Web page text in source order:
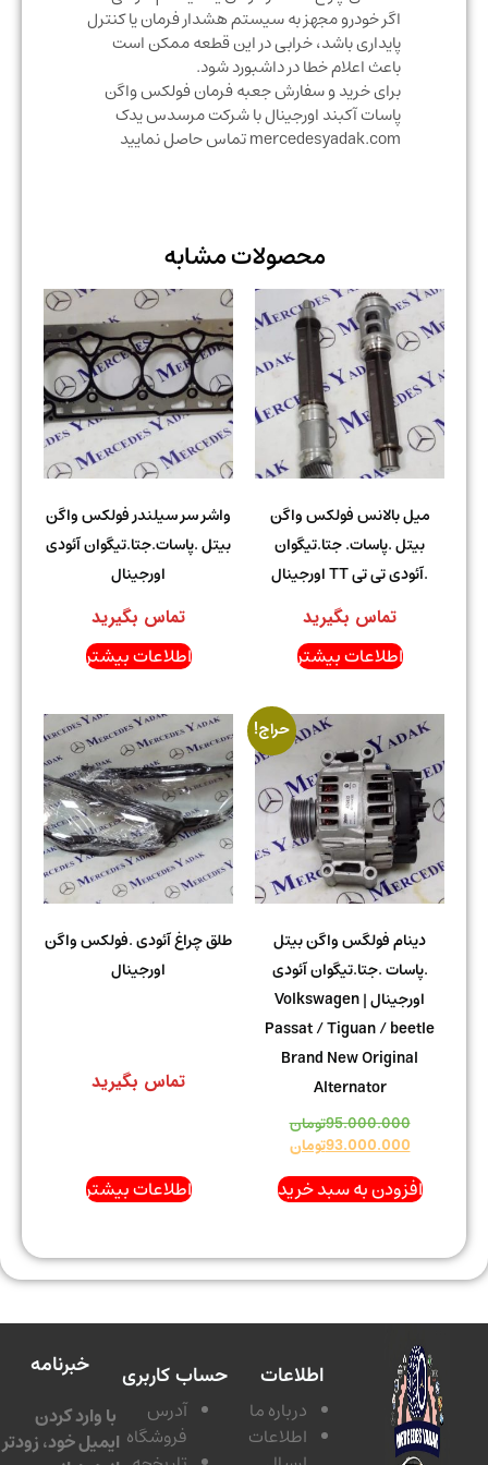
اگر خودرو مجهز به سیستم هشدار فرمان یا کنترل
پایداری باشد، خرابی در این قطعه ممکن است
باعث اعلام خطا در داشبورد شود.
برای خرید و سفارش جعبه فرمان فولکس واگن
پاسات آکبند اورجینال با شرکت مرسدس یدک
mercedesyadak.com تماس حاصل نمایید
محصولات مشابه
میل بالانس فولکس واگن
بیتل .پاسات. جتا.تیگوان
.آئودی تی تی TT اورجینال
تماس بگیرید
اطلاعات بیشتر
واشر سر سیلندر فولکس واگن
بیتل .پاسات.جتا.تیگوان آئودی
اورجینال
تماس بگیرید
اطلاعات بیشتر
حراج!
دینام فولگس واگن بیتل
.پاسات .جتا.تیگوان آئودی
اورجینال | Volkswagen
Passat / Tiguan / beetle
Brand New Original
Alternator
95.000.000تومان
93.000.000تومان
افزودن به سبد خرید
طلق چراغ آئودی .فولکس واگن
اورجینال
تماس بگیرید
اطلاعات بیشتر
اطلاعات
درباره ما
اطلاعات
حساب کاربری
آدرس
فروشگاه
خبرنامه
با وارد کردن
ایمیل خود، زودتر